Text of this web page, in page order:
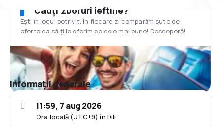
Cauți zboruri ieftine?
Ești în locul potrivit. În fiecare zi comparăm sute de
oferte ca să ți le oferim pe cele mai bune! Descoperă!
Informații generale
Ora locală (UTC+9) în Dili
11:59, 7 aug 2026